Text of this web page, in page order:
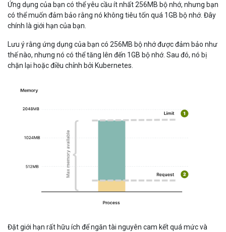
Ứng dụng của bạn có thể yêu cầu ít nhất 256MB bộ nhớ, nhưng bạn
có thể muốn đảm bảo rằng nó không tiêu tốn quá 1GB bộ nhớ. Đây
chính là giới hạn của bạn.
Lưu ý rằng ứng dụng của bạn có 256MB bộ nhớ được đảm bảo như
thế nào, nhưng nó có thể tăng lên đến 1GB bộ nhớ. Sau đó, nó bị
chặn lại hoặc điều chỉnh bởi Kubernetes.
Đặt giới hạn rất hữu ích để ngăn tài nguyên cam kết quá mức và